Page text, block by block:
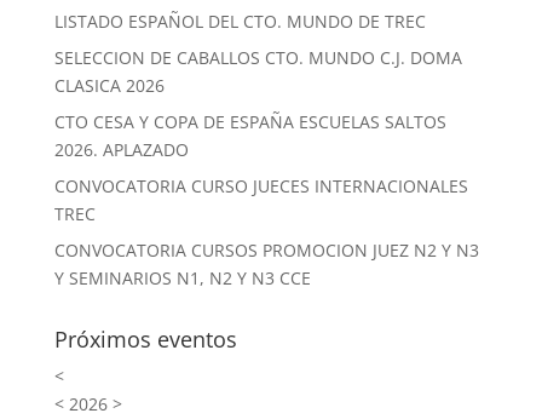
LISTADO ESPAÑOL DEL CTO. MUNDO DE TREC
SELECCION DE CABALLOS CTO. MUNDO C.J. DOMA
CLASICA 2026
CTO CESA Y COPA DE ESPAÑA ESCUELAS SALTOS
2026. APLAZADO
CONVOCATORIA CURSO JUECES INTERNACIONALES
TREC
CONVOCATORIA CURSOS PROMOCION JUEZ N2 Y N3
Y SEMINARIOS N1, N2 Y N3 CCE
Próximos eventos
<
<2026 >